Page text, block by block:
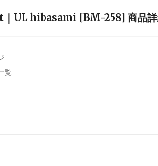
UL hibasami [BM-258] 商品詳
覧